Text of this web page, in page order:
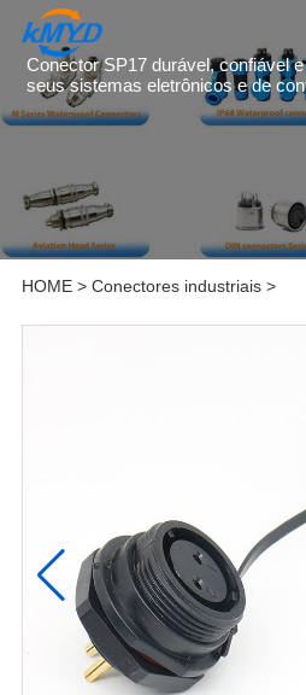
Conector SP17 durável, confiável
seus sistemas eletrônicos e de
HOME> Conectores industriais>